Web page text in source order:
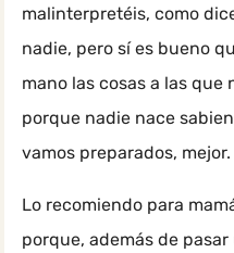
malinterpretéis, como
nadie, pero sí es bueno
mano las cosas a las que
porque nadie nace
vamos preparados, mejor.
Lo recomiendo para
porque, además de